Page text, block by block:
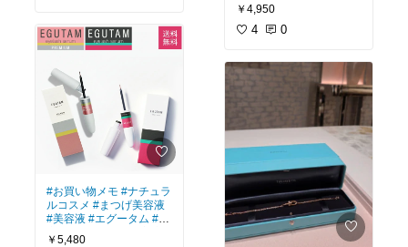
#お買い物メモ #ナチュラ
ルコスメ #まつげ美容液
#美容液 #エグータム #美
￥5,480
デ #ファッション
フォーママ
￥4,950
4 0